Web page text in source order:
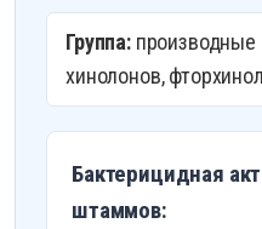
Группа:производные
хинолонов,
Бактерицидная
штаммов: